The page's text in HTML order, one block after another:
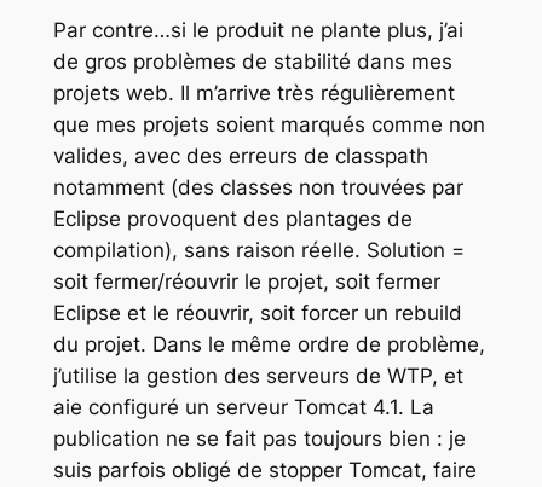
Par contre…si le produit ne plante plus, j’ai
de gros problèmes de stabilité dans mes
projets web. Il m’arrive très régulièrement
que mes projets soient marqués comme non
valides, avec des erreurs de classpath
notamment (des classes non trouvées par
Eclipse provoquent des plantages de
compilation), sans raison réelle. Solution =
soit fermer/réouvrir le projet, soit fermer
Eclipse et le réouvrir, soit forcer un rebuild
du projet. Dans le même ordre de problème,
j’utilise la gestion des serveurs de WTP, et
aie configuré un serveur Tomcat 4.1. La
publication ne se fait pas toujours bien : je
suis parfois obligé de stopper Tomcat, faire